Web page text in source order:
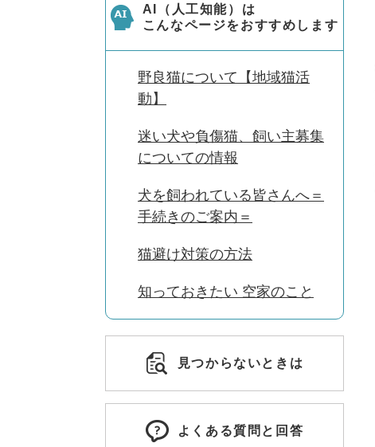
AI（人工知能）は
こんなページをおすすめします
野良猫について【地域猫活
動】
迷い犬や負傷猫、飼い主募集
についての情報
犬を飼われている皆さんへ＝
手続きのご案内＝
猫避け対策の方法
知っておきたい 空家のこと
見つからないときは
よくある質問と回答